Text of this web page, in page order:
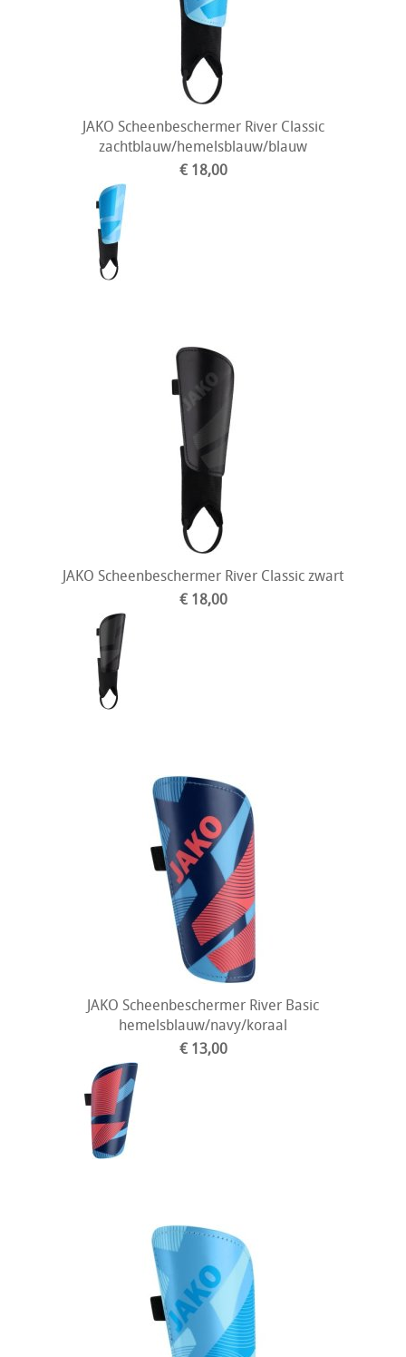
JAKO Scheenbeschermer River Classic
zachtblauw/hemelsblauw/blauw
€ 18,00
JAKO Scheenbeschermer River Classic zwart
€ 18,00
JAKO Scheenbeschermer River Basic
hemelsblauw/navy/koraal
€ 13,00